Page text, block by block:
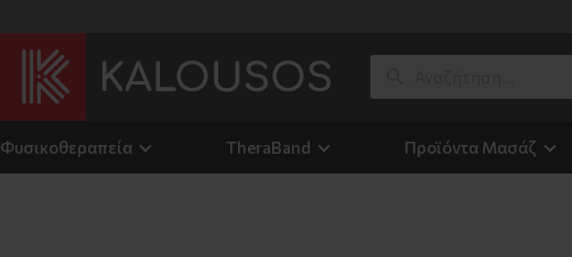
Η διαθεσιμότητα
Φυσικοθεραπεία TheraΒand Προϊόντα Μασάζ